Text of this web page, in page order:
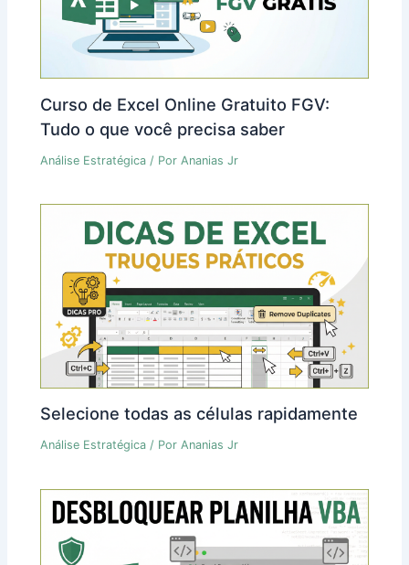
Curso de Excel Online Gratuito FGV:
Tudo o que você precisa saber
Análise Estratégica / PorAnanias Jr
Selecione todas as células rapidamente
Análise Estratégica / PorAnanias Jr